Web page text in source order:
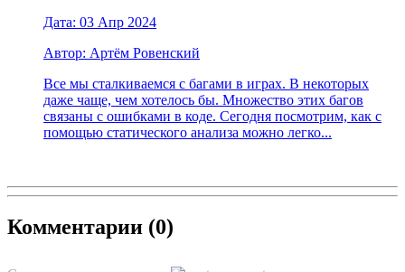
Дата: 03 Апр 2024
Автор: Артём Ровенский
Все мы сталкиваемся с багами в играх. В некоторых
даже чаще, чем хотелось бы. Множество этих багов
связаны с ошибками в коде. Сегодня посмотрим, как с
помощью статического анализа можно легко...
Комментарии (0)